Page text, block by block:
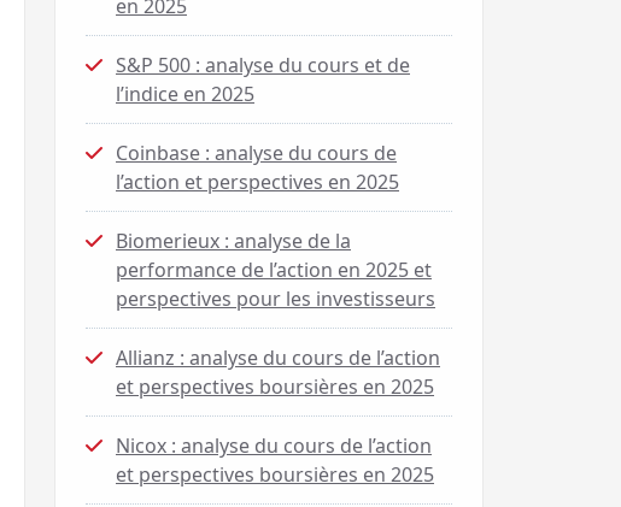
en 2025
S&P 500 : analyse du cours et de
l’indice en 2025
Coinbase : analyse du cours de
l’action et perspectives en 2025
Biomerieux : analyse de la
performance de l’action en 2025 et
perspectives pour les investisseurs
Allianz : analyse du cours de l’action
et perspectives boursières en 2025
Nicox : analyse du cours de l’action
et perspectives boursières en 2025